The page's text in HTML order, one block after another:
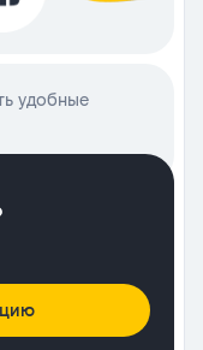
удобные